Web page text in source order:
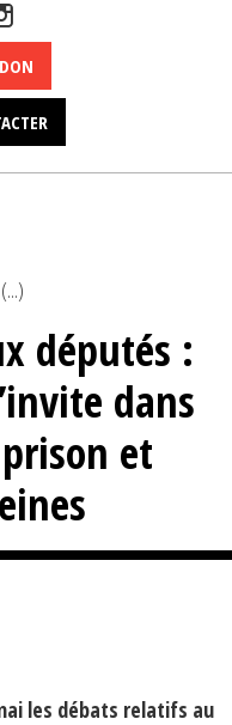
députés :
dans
et
les débats relatifs au